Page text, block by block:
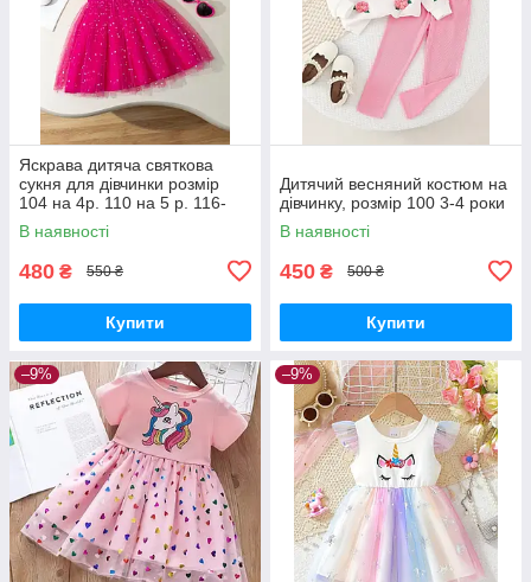
Яскрава дитяча святкова
сукня для дівчинки розмір
104 на 4р. 110 на 5 р. 116-
122 на 6-7р.
В наявності
480 ₴ 550 ₴
Купити
Дитячий весняний костюм на
дівчинку, розмір 100 3-4 роки
В наявності
450 ₴ 500 ₴
Купити
–9% –9%